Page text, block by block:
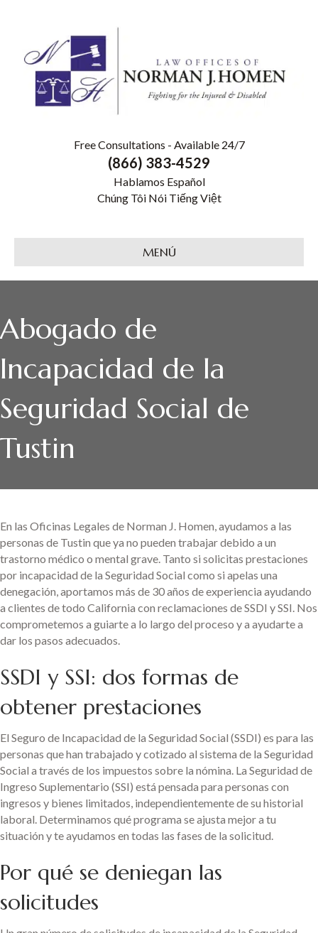
Free Consultations - Available 24/7
(866) 383-4529
Hablamos Español
Chúng Tôi Nói Tiếng Việt
MENÚ
Abogado de
Incapacidad de la
Seguridad Social de
Tustin
En las Oficinas Legales de Norman J. Homen, ayudamos a las
personas de Tustin que ya no pueden trabajar debido a un
trastorno médico o mental grave. Tanto si solicitas prestaciones
por incapacidad de la Seguridad Social como si apelas una
denegación, aportamos más de 30 años de experiencia ayudando
a clientes de todo California con reclamaciones de SSDI y SSI. Nos
comprometemos a guiarte a lo largo del proceso y a ayudarte a
dar los pasos adecuados.
SSDI y SSI: dos formas de
obtener prestaciones
El Seguro de Incapacidad de la Seguridad Social (SSDI) es para las
personas que han trabajado y cotizado al sistema de la Seguridad
Social a través de los impuestos sobre la nómina. La Seguridad de
Ingreso Suplementario (SSI) está pensada para personas con
ingresos y bienes limitados, independientemente de su historial
laboral. Determinamos qué programa se ajusta mejor a tu
situación y te ayudamos en todas las fases de la solicitud.
Por qué se deniegan las
solicitudes